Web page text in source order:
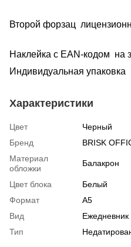
Второй форзац
Наклейка с EAN-кодом
Индивидуальная
Характеристики
Цвет
Черный
Бренд
BRISK
Материал
обложки
Балакрон
Цвет блока
Белый
Формат
А5
Вид
Ежедневник
Тип